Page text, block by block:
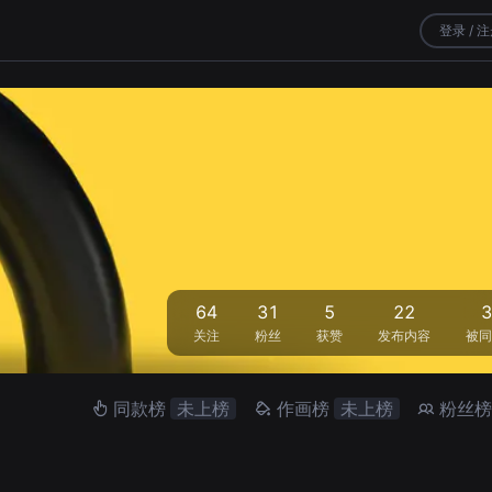
登录 /
64
关注
31
粉丝
5
获赞
22
发布内容 被
同款榜 未上榜 作画榜 未上榜 粉丝榜